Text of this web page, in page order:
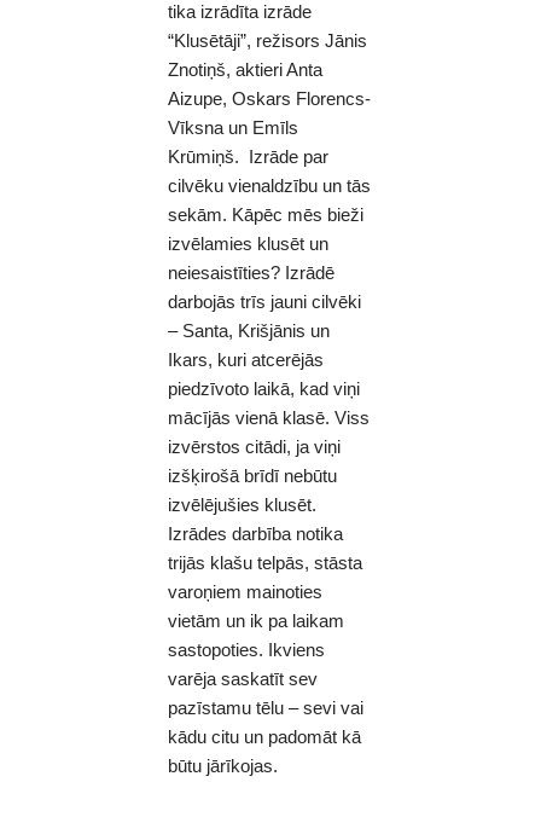
tika izrādīta izrāde
“Klusētāji”, režisors Jānis
Znotiņš, aktieri Anta
Aizupe, Oskars Florencs-
Vīksna un Emīls
Krūmiņš. Izrāde par
cilvēku vienaldzību un tās
sekām. Kāpēc mēs bieži
izvēlamies klusēt un
neiesaistīties? Izrādē
darbojās trīs jauni cilvēki
– Santa, Krišjānis un
Ikars, kuri atcerējās
piedzīvoto laikā, kad viņi
mācījās vienā klasē. Viss
izvērstos citādi, ja viņi
izšķirošā brīdī nebūtu
izvēlējušies klusēt.
Izrādes darbība notika
trijās klašu telpās, stāsta
varoņiem mainoties
vietām un ik pa laikam
sastopoties. Ikviens
varēja saskatīt sev
pazīstamu tēlu – sevi vai
kādu citu un padomāt kā
būtu jārīkojas.